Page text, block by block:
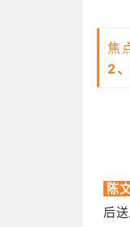
焦
2
陈
后